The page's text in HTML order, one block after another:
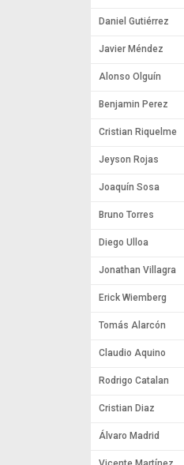
Daniel Gutiérrez
Javier Méndez
Alonso Olguín
Benjamin Perez
Cristian Riquelme
Jeyson Rojas
Joaquín Sosa
Bruno Torres
Diego Ulloa
Jonathan Villagra
Erick Wiemberg
Tomás Alarcón
Claudio Aquino
Rodrigo Catalan
Cristian Diaz
Álvaro Madrid